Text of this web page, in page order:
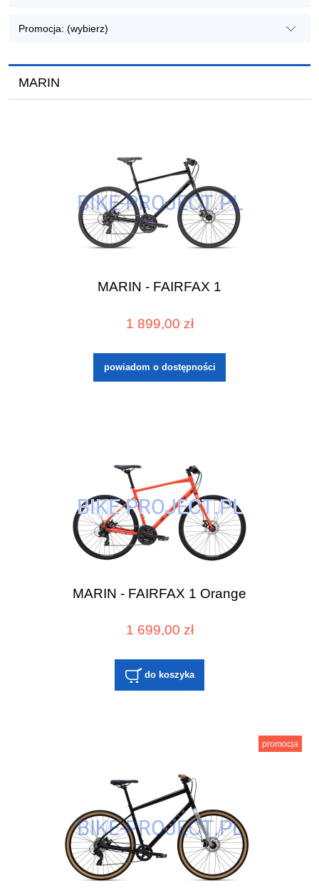
Promocja: (wybierz)
MARIN
MARIN - FAIRFAX 1
1 899,00 zł
powiadom o dostępności
MARIN - FAIRFAX 1 Orange
1 699,00 zł
do koszyka
promocja